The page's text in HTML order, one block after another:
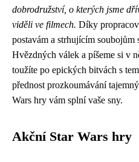
dobrodružství, o kterých jsme
viděli ve filmech. Díky
postavám a strhujícím soubojům
Hvězdných válek a píšeme si v
toužíte po epických bitvách s
přednost prozkoumávání
Wars hry vám splní vaše sny.
Akční Star Wars hry